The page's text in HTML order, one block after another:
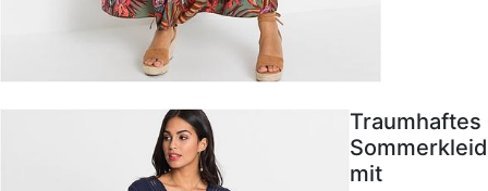
Traumhaftes
Sommerkleid
mit